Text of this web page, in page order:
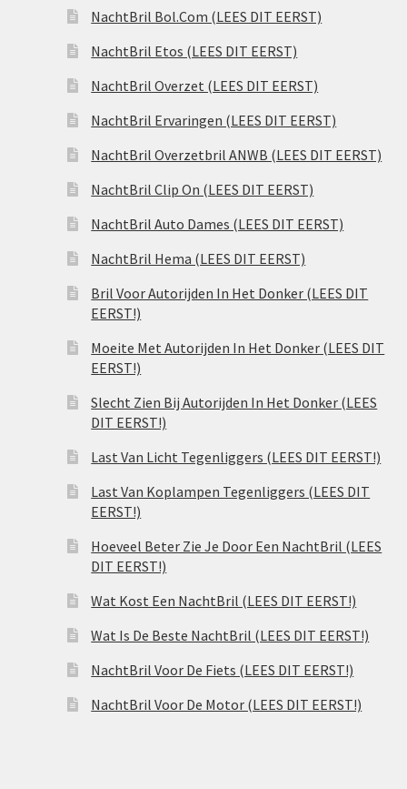
NachtBril Bol.Com (LEES DIT EERST)
NachtBril Etos (LEES DIT EERST)
NachtBril Overzet (LEES DIT EERST)
NachtBril Ervaringen (LEES DIT EERST)
NachtBril Overzetbril ANWB (LEES DIT EERST)
NachtBril Clip On (LEES DIT EERST)
NachtBril Auto Dames (LEES DIT EERST)
NachtBril Hema (LEES DIT EERST)
Bril Voor Autorijden In Het Donker (LEES DIT
EERST!)
Moeite Met Autorijden In Het Donker (LEES DIT
EERST!)
Slecht Zien Bij Autorijden In Het Donker (LEES
DIT EERST!)
Last Van Licht Tegenliggers (LEES DIT EERST!)
Last Van Koplampen Tegenliggers (LEES DIT
EERST!)
Hoeveel Beter Zie Je Door Een NachtBril (LEES
DIT EERST!)
Wat Kost Een NachtBril (LEES DIT EERST!)
Wat Is De Beste NachtBril (LEES DIT EERST!)
NachtBril Voor De Fiets (LEES DIT EERST!)
NachtBril Voor De Motor (LEES DIT EERST!)